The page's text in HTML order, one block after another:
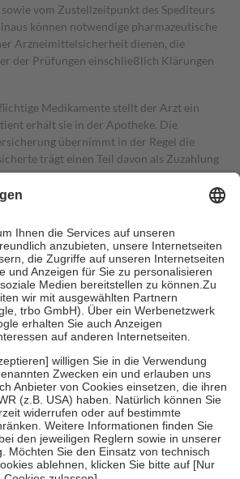
vom Zustellzeitpunkt des Spediteurs
können notwendige pharmazeutische
Arzneimittelsicherheit dienen, die
der Prüfungen einschließlich Klärungen
Medikamente stellt der Arzt ein
erhält sie in der Apotheke. Die
übernimmt in der Regel die
trägt einen Teil davon als Zuzahlung
Zuzahlungen in Höhe von zehn
Es sind jedoch nie mehr als die tatsächlichen
entrichten.
auch für Online-Apotheken.
Krankenpflege beträgt die
der Kosten sowie zehn Euro je
Versicherten für ihre eigene Gesundheit zu
Stellung der Familie zu unterstützen,
an bei:
bis zum vollendeten 18. Lebensjahr
und Früherkennung, die von der